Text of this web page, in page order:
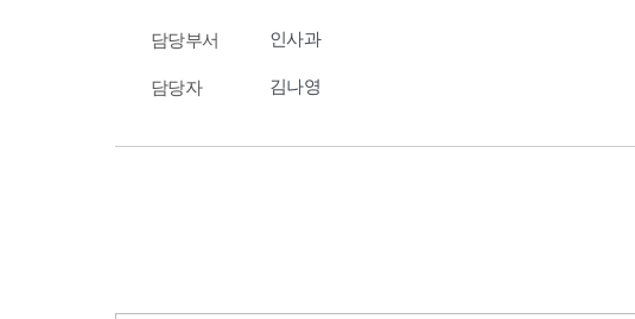
담당부서 인사과
담당자 김나영